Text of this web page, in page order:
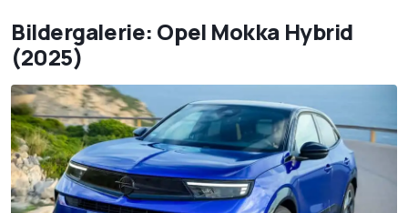
Bildergalerie: Opel Mokka Hybrid
(2025)